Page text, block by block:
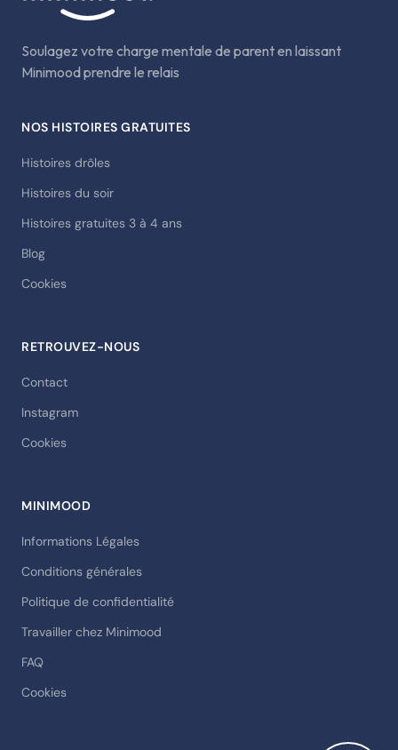
Soulagez votre charge mentale de parent en laissant
Minimood prendre le relais
NOS HISTOIRES GRATUITES
Histoires drôles
Histoires du soir
Histoires gratuites 3 à 4 ans
Blog
Cookies
RETROUVEZ-NOUS
Contact
Instagram
Cookies
MINIMOOD
Informations Légales
Conditions générales
Politique de confidentialité
Travailler chez Minimood
FAQ
Cookies